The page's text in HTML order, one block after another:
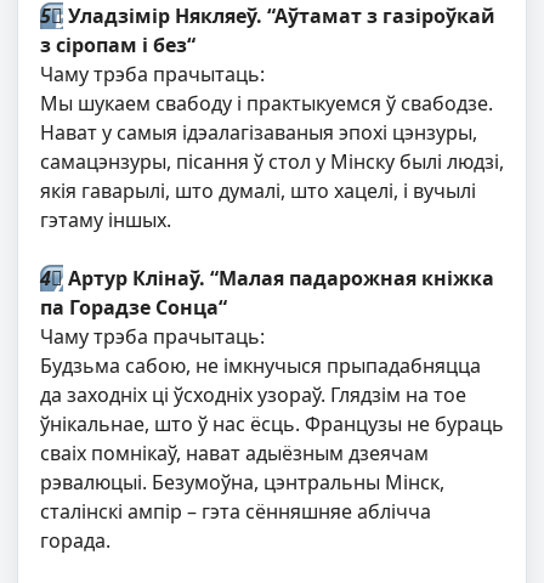
5⃣Уладзімір Някляеў. “Аўтамат з газіроўкай
з сіропам і без“
Чаму трэба прачытаць:
Мы шукаем свабоду і практыкуемся ў свабодзе.
Нават у самыя ідэалагізаваныя эпохі цэнзуры,
самацэнзуры, пісання ў стол у Мінску былі людзі,
якія гаварылі, што думалі, што хацелі, і вучылі
гэтаму іншых.
4⃣Артур Клінаў. “Малая падарожная кніжка
па Горадзе Сонца“
Чаму трэба прачытаць:
Будзьма сабою, не імкнучыся прыпадабняцца
да заходніх ці ўсходніх узораў. Глядзім на тое
ўнікальнае, што ў нас ёсць. Французы не бураць
сваіх помнікаў, нават адыёзным дзеячам
рэвалюцыі. Безумоўна, цэнтральны Мінск,
сталінскі ампір – гэта сённяшняе аблічча
горада.